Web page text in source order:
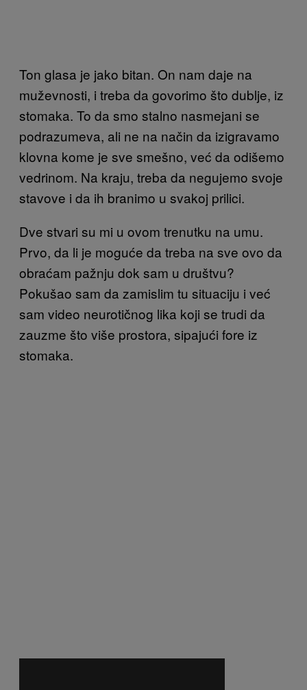
Ton glasa je jako bitan. On nam daje na
muževnosti, i treba da govorimo što dublje, iz
stomaka. To da smo stalno nasmejani se
podrazumeva, ali ne na način da izigravamo
klovna kome je sve smešno, već da odišemo
vedrinom. Na kraju, treba da negujemo svoje
stavove i da ih branimo u svakoj prilici.
Dve stvari su mi u ovom trenutku na umu.
Prvo, da li je moguće da treba na sve ovo da
obraćam pažnju dok sam u društvu?
Pokušao sam da zamislim tu situaciju i već
sam video neurotičnog lika koji se trudi da
zauzme što više prostora, sipajući fore iz
stomaka.